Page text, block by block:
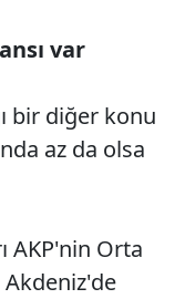
var
bir diğer konu
az da olsa
AKP'nin Orta